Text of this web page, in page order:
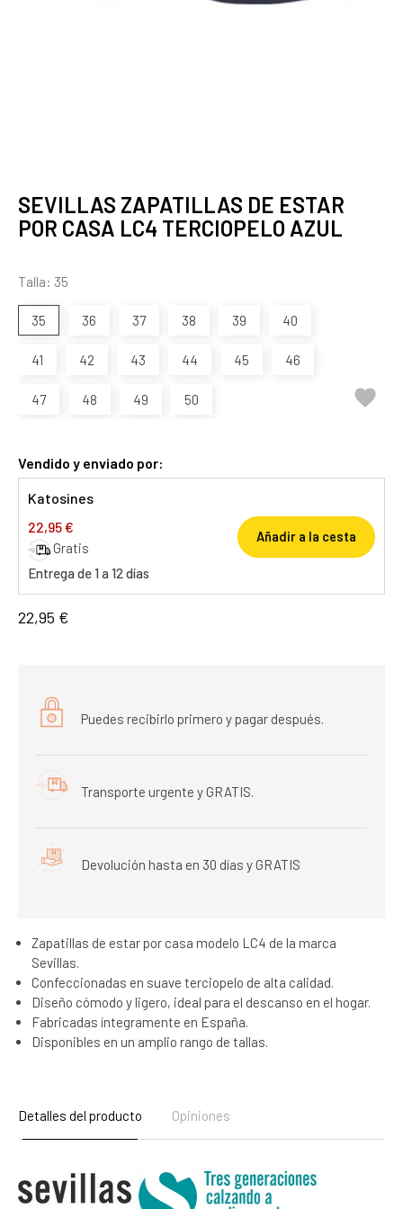
SEVILLAS ZAPATILLAS DE ESTAR
POR CASA LC4 TERCIOPELO AZUL
Talla: 35
35 36 37 38 39 40
41 42 43 44 45 46
47 48 49 50 
Vendido y enviado por:
Katosines
22,95 €
Gratis
Entrega de 1 a 12 días
Añadir a la cesta
22,95 €
Puedes recibirlo primero y pagar después.
Transporte urgente y GRATIS.
Devolución hasta en 30 días y GRATIS
Zapatillas de estar por casa modelo LC4 de la marca
Sevillas.
Confeccionadas en suave terciopelo de alta calidad.
Diseño cómodo y ligero, ideal para el descanso en el hogar.
Fabricadas íntegramente en España.
Disponibles en un amplio rango de tallas.
Detalles del producto Opiniones